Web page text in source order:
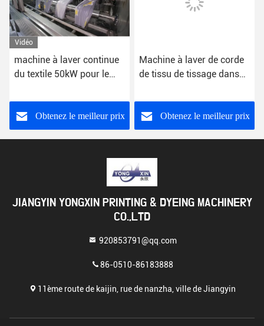
Vidéo
machine à laver continue
du textile 50kW pour le
tissu
Obtenez le meilleur prix
Machine à laver de corde
de tissu de tissage dans
200m/chambre
Obtenez le meilleur prix
JIANGYIN YONGXIN PRINTING & DYEING MACHINERY
CO.,LTD
920853791@qq.com
86-0510-86183888
11ème route de kaijin, rue de nanzha, ville de Jiangyin